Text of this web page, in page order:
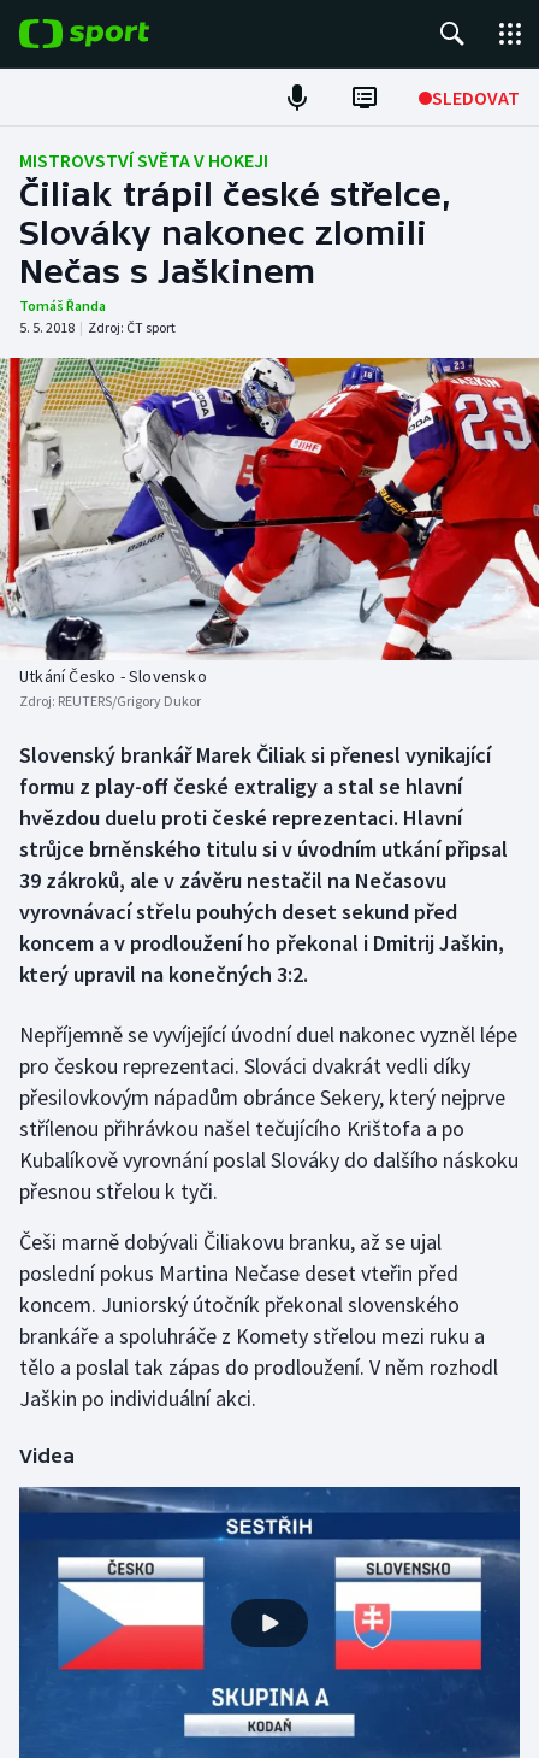
SLEDOVAT
ME v atletice
ME v plavání
Fotbal
Hokej
Tenis
DALŠÍ SPORTY
Americký fotbal
Atletika
Baseball a softbal
Basketbal
Boby a skeleton
Box
Curling
Cyklistika
Dostihy
Florbal
Futsal
Golf
Gymnastika
Házená
Jezdectví
Krasobruslení
Lyže a snowboard
Moderní pětiboj
NEPŘEHLÉDNĚTE
Soutěže
Historické návraty
Aplikace ČT sport
MISTROVSTVÍ SVĚTA V HOKEJI
Čiliak trápil české střelce,
Slováky nakonec zlomili
Nečas s Jaškinem
Tomáš Řanda
5. 5. 2018 | Zdroj: ČT sport
Utkání Česko - Slovensko
Zdroj: REUTERS/Grigory Dukor
Slovenský brankář Marek Čiliak si přenesl vynikající
formu z play-off české extraligy a stal se hlavní
hvězdou duelu proti české reprezentaci. Hlavní
strůjce brněnského titulu si v úvodním utkání připsal
39 zákroků, ale v závěru nestačil na Nečasovu
vyrovnávací střelu pouhých deset sekund před
koncem a v prodloužení ho překonal i Dmitrij Jaškin,
který upravil na konečných 3:2.
Nepříjemně se vyvíjející úvodní duel nakonec vyzněl lépe
pro českou reprezentaci. Slováci dvakrát vedli díky
přesilovkovým nápadům obránce Sekery, který nejprve
střílenou přihrávkou našel tečujícího Krištofa a po
Kubalíkově vyrovnání poslal Slováky do dalšího náskoku
přesnou střelou k tyči.
Češi marně dobývali Čiliakovu branku, až se ujal
poslední pokus Martina Nečase deset vteřin před
koncem. Juniorský útočník překonal slovenského
brankáře a spoluhráče z Komety střelou mezi ruku a
tělo a poslal tak zápas do prodloužení. V něm rozhodl
Jaškin po individuální akci.
Videa